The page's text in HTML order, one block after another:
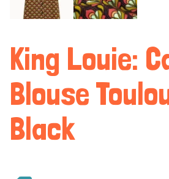
King Louie:
Blouse
Black